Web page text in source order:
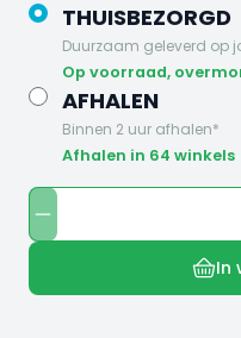
THUISBEZORGD
Duurzaam geleverd op
op voorraad,
AFHALEN
Binnen 2 uur afhalen*
Afhalen in 64 winkels
In